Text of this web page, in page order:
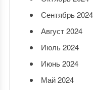
Сентябрь 2024
Август 2024
Июль 2024
Июнь 2024
Май 2024